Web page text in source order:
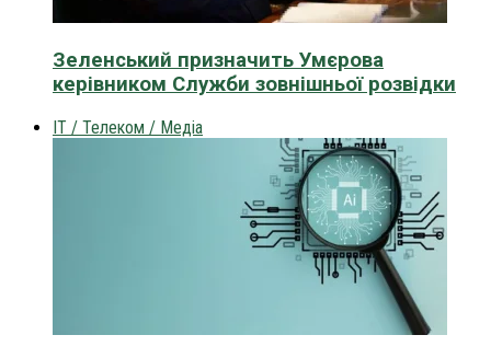
Зеленський призначить Умєрова
керівником Служби зовнішньої розвідки
IT / Телеком / Медіа